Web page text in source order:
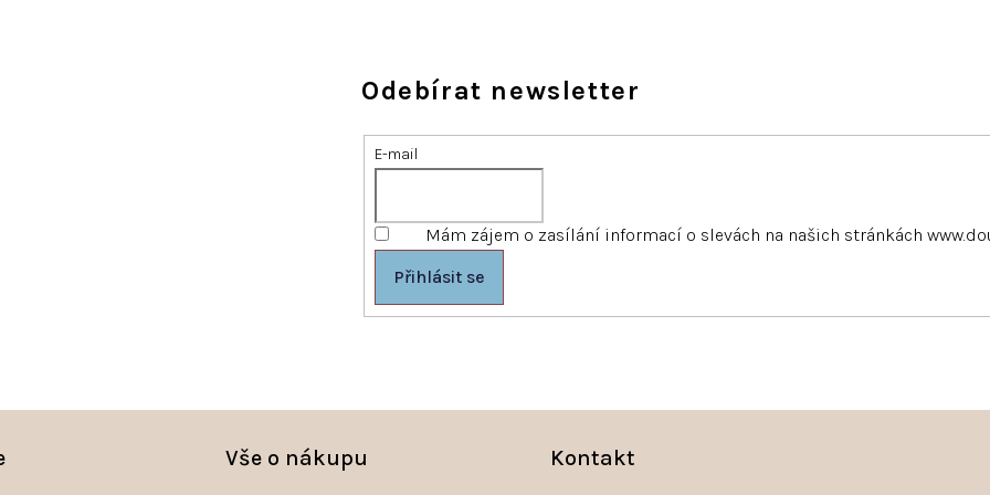
Odebírat newsletter
E-mail
Mám zájem o zasílání informací o slevách na našich stránkách
Přihlásit se
Vše o nákupu Kontakt